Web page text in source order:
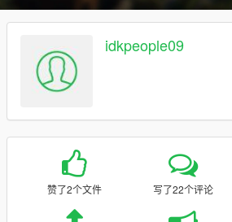
idkpeople09
赞了2个文件 写了22个评论